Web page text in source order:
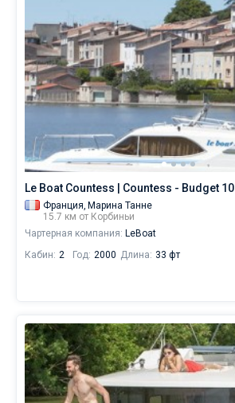
Le Boat Countess | Countess - Budget 10
Франция, Марина Танне
15.7 км от Корбиньи
Чартерная компания: LeBoat
Кабин: 2 Год: 2000 Длина: 33 фт